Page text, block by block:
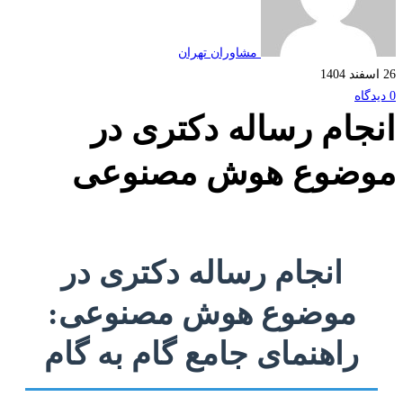
مشاوران تهران
رساله دکتری در
هوش مصنوعی
انجام رساله دکتری در
موضوع هوش مصنوعی:
راهنمای جامع گام به گام